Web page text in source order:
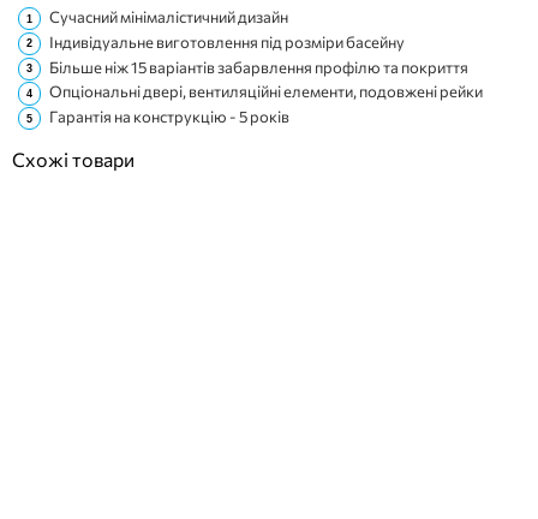
Сучасний мінімалістичний дизайн
Індивідуальне виготовлення під розміри басейну
Більше ніж 15 варіантів забарвлення профілю та покриття
Опціональні двері, вентиляційні елементи, подовжені рейки
Гарантія на конструкцію - 5 років
Схожі товари